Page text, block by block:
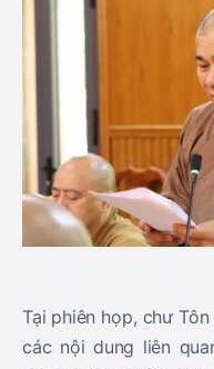
Tại phiên họp, chư
các nội dung liên